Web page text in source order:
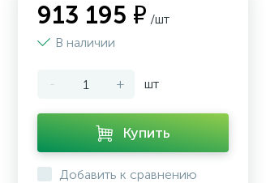
913 195 ₽ /шт
В наличии
- + шт
Купить
Добавить к сравнению